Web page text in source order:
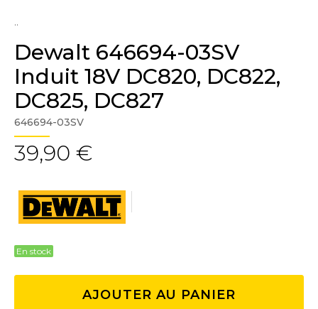
..
Dewalt 646694-03SV
Induit 18V DC820, DC822,
DC825, DC827
646694-03SV
39,90 €
En stock
AJOUTER AU PANIER